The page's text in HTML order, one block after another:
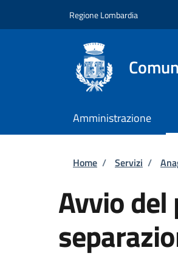
Regione Lombardia
Amministrazione
Briciole
Home / Servizi /
Avvio